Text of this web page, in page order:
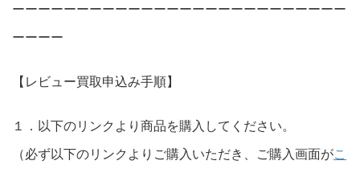
ーーーーーーーーーーーーーーーーーーーーーーーーーー
ーーーー
【レビュー買取申込み手順】
１．以下のリンクより商品を購入してください。
（必ず以下のリンクよりご購入いただき、ご購入画面がこ